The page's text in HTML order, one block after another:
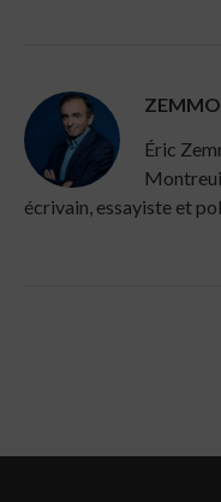
Éric
écrivain, essayiste et